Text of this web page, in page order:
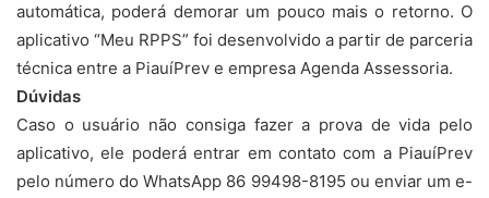
automática, poderá demorar um pouco mais o retorno. O
aplicativo “Meu RPPS” foi desenvolvido a partir de parceria
técnica entre a PiauíPrev e empresa Agenda Assessoria.
Dúvidas
Caso o usuário não consiga fazer a prova de vida pelo
aplicativo, ele poderá entrar em contato com a PiauíPrev
pelo número do WhatsApp 86 99498-8195 ou enviar um e-